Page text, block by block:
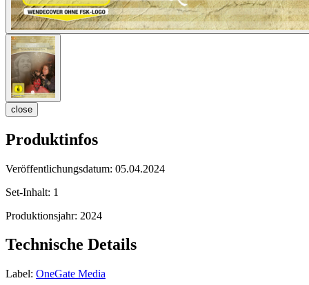
close
Produktinfos
Veröffentlichungsdatum: 05.04.2024
Set-Inhalt: 1
Produktionsjahr: 2024
Technische Details
Label: OneGate Media